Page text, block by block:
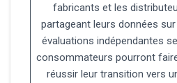
fabricants et les
partageant leurs données
évaluations indépendantes
consommateurs pourront
réussir leur transition vers